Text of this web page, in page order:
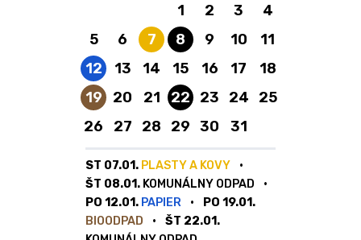
1 2 3
4
5
6 7
Plasty a kovy
8
Komunálny odpad
9 10
11
12
Papier
13 14 15 16 17
18
19
Bioodpad
20 21 22
Komunálny odpad
23 24
25
26
27 28 29 30 31
ST 07.01. PLASTY A KOVY
ŠT 08.01. KOMUNÁLNY ODPAD
PO 12.01. PAPIER
PO 19.01.
BIOODPAD
ŠT 22.01.